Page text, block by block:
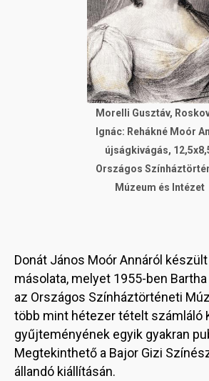
Morelli Gusztáv,
Ignác: Rehákné Moór
újságkivágás,
Országos
Múzeum és Intézet
Donát János Moór Annáról
másolata, melyet 1955-ben
az Országos Színháztörténeti
több mint hétezer tételt számláló
gyűjteményének egyik gyakran
Megtekinthető a Bajor Gizi
állandó kiállításán.